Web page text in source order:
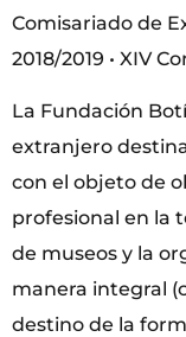
Comisariado de
2018/2019 • XIV
La Fundación
extranjero
con el objeto de
profesional en la
de museos y la
manera integral
destino de la